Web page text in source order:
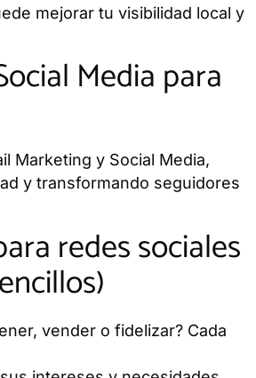
mejorar tu visibilidad local y
Media para
Marketing y Social Media,
y transformando seguidores
redes sociales
vender o fidelizar? Cada